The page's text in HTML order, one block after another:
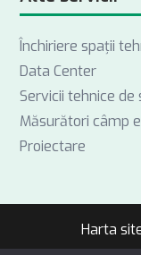
Închiriere spații
Data Center
Servicii tehnice
Măsurători câmp
Proiectare
Harta